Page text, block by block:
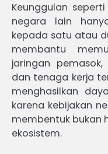
Keunggulan
negara lain
kepada satu atau
membantu
jaringan
dan tenaga kerja
menghasilkan
karena kebijakan
membentuk bukan
ekosistem.